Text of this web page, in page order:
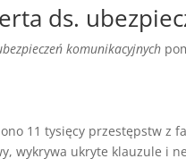
ds.
komunikacyjnych
11 tysięcy przestępstw z
wykrywa ukryte klauzule i